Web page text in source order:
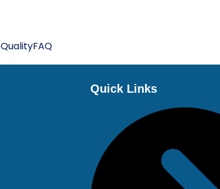
QualityFAQ
Quick Links